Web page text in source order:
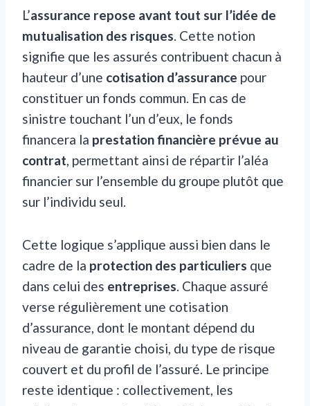
L’assurance repose avant tout sur l’idée de
mutualisation des risques. Cette notion
signifie que les assurés contribuent chacun à
hauteur d’une cotisation d’assurance pour
constituer un fonds commun. En cas de
sinistre touchant l’un d’eux, le fonds
financera la prestation financière prévue au
contrat, permettant ainsi de répartir l’aléa
financier sur l’ensemble du groupe plutôt que
sur l’individu seul.
Cette logique s’applique aussi bien dans le
cadre de la protection des particuliers que
dans celui des entreprises. Chaque assuré
verse régulièrement une cotisation
d’assurance, dont le montant dépend du
niveau de garantie choisi, du type de risque
couvert et du profil de l’assuré. Le principe
reste identique : collectivement, les